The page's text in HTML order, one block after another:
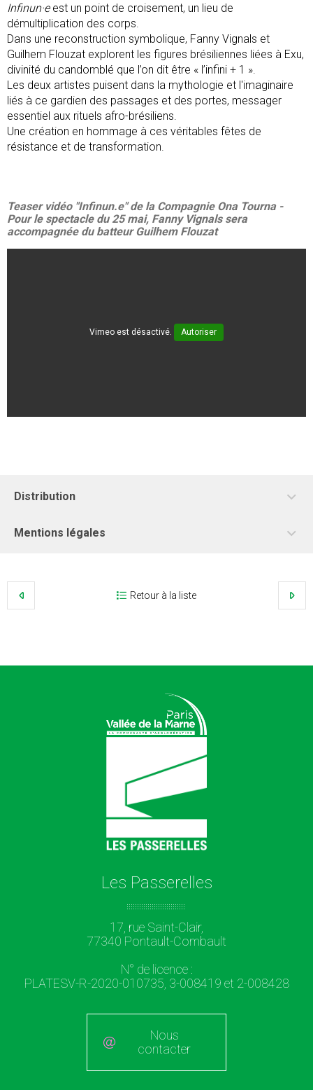
Infinun·eest un point de croisement, un lieu de
démultiplication des corps.
Dans une reconstruction symbolique, Fanny Vignals et
Guilhem Flouzat explorent les figures brésiliennes liées à Exu,
divinité du candomblé que l’on dit être « l’infini + 1 ».
Les deux artistes puisent dans la mythologie et l'imaginaire
liés à ce gardien des passages et des portes, messager
essentiel aux rituels afro-brésiliens.
Une création en hommage à ces véritables fêtes de
résistance et de transformation.
Teaser vidéo "Infinun.e" de la Compagnie Ona Tourna -
Pour le spectacle du 25 mai, Fanny Vignals sera
accompagnée du batteur Guilhem Flouzat
Vimeo est désactivé. Autoriser
Distribution
Mentions légales
Retour à la liste
Les Passerelles
17, rue Saint-Clair,
77340 Pontault-Combault
N° de licence :
PLATESV-R-2020-010735, 3-008419 et 2-008428
Nous
contacter